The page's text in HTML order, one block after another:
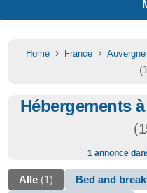
Home› France› Auvergne
Hébergements
1 annonce
Alle (1)
Bed and